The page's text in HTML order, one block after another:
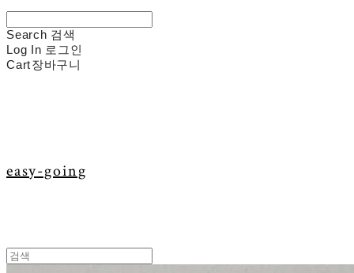
Search 검색
Log In 로그인
Cart장바구니
easy-going